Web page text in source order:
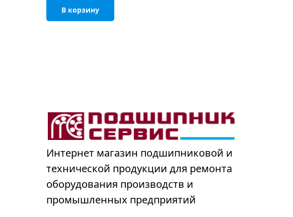
В корзину
Интернет магазин подшипниковой и
технической продукции для ремонта
оборудования производств и
промышленных предприятий